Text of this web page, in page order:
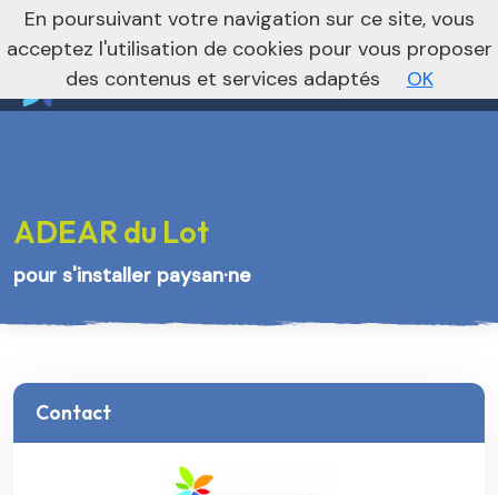
Vers le site national
nivo_2026: 1
ADEAR du Lot
pour s'installer paysan·ne
Contact
En poursuivant votre navigation sur ce site, vous
acceptez l'utilisation de cookies pour vous proposer
des contenus et services adaptés
OK